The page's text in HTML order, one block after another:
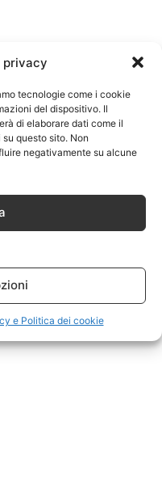
privacy
tecnologie come i cookie
del dispositivo. Il
di elaborare dati come il
questo sito. Non
negativamente su alcune
e Politica dei cookie